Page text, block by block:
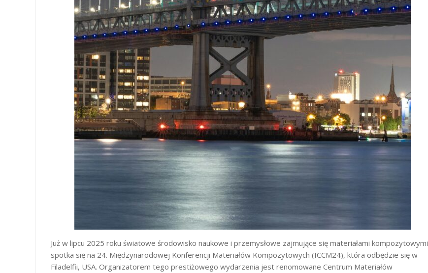
Już w lipcu 2025 roku światowe środowisko naukowe i przemysłowe zajmujące się materiałami kompozytowymi
spotka się na 24. Międzynarodowej Konferencji Materiałów Kompozytowych (ICCM24), która odbędzie się w
Filadelfii, USA. Organizatorem tego prestiżowego wydarzenia jest renomowane Centrum Materiałów